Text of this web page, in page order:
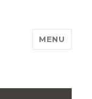
MENU